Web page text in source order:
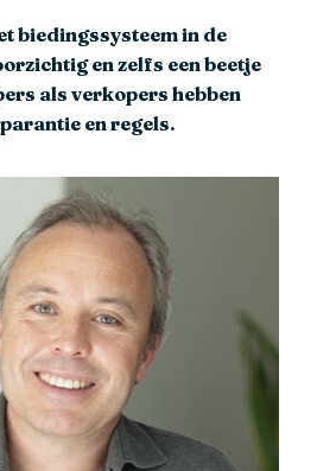
biedingssysteem in de
en zelfs een beetje
als verkopers hebben
en regels.